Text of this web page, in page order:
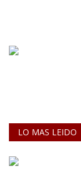
LO MAS LEIDO